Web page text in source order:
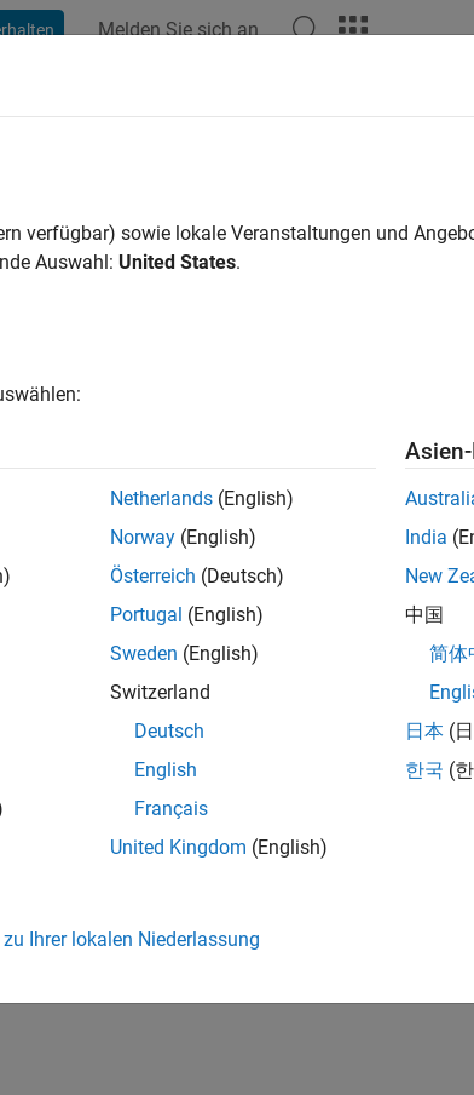
Melden Sie sich an
How useful was this information?
verfügbar) sowie lokale Veranstaltungen und
Auswahl: United States.
Netherlands (English)
Norway (English)
Österreich (Deutsch)
Portugal (English)
Sweden (English)
Switzerland
Deutsch
English
Français
United Kingdom (English)
India
New
中国
简体
日本 (
한국 (
Ihrer lokalen Niederlassung